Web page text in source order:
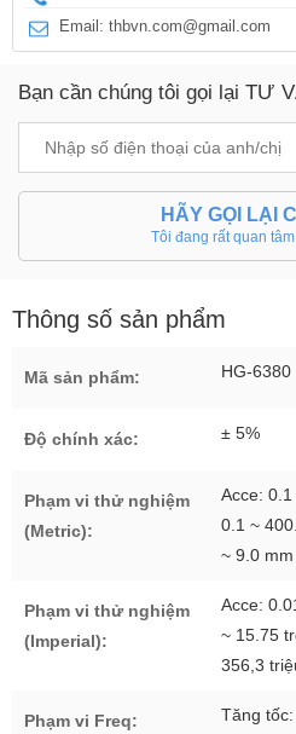
Email: thbvn.com@gmail.com
Bạn cần chúng tôi gọi lại TƯ
HÃY GỌI LẠI
Tôi đang rất quan
Thông số sản phẩm
Mã sản phẩm: HG-6380
Độ chính xác: ± 5%
Phạm vi thử nghiệm
(Metric):
Acce:
0.1 ~
~ 9.0
Phạm vi thử nghiệm
(Imperial):
Acce:
~ 15.75
356,3
Phạm vi Freq:
Tăng